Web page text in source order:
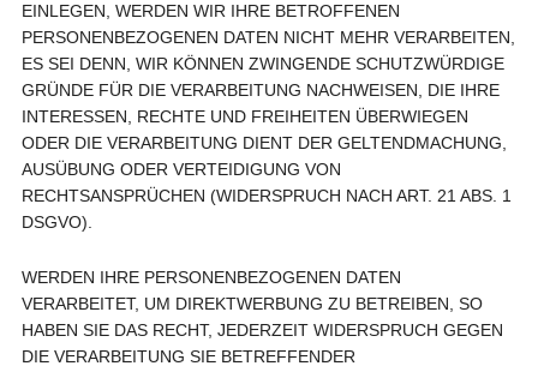
EINLEGEN, WERDEN WIR IHRE BETROFFENEN
PERSONENBEZOGENEN DATEN NICHT MEHR VERARBEITEN,
ES SEI DENN, WIR KÖNNEN ZWINGENDE SCHUTZWÜRDIGE
GRÜNDE FÜR DIE VERARBEITUNG NACHWEISEN, DIE IHRE
INTERESSEN, RECHTE UND FREIHEITEN ÜBERWIEGEN
ODER DIE VERARBEITUNG DIENT DER GELTENDMACHUNG,
AUSÜBUNG ODER VERTEIDIGUNG VON
RECHTSANSPRÜCHEN (WIDERSPRUCH NACH ART. 21 ABS. 1
DSGVO).
WERDEN IHRE PERSONENBEZOGENEN DATEN
VERARBEITET, UM DIREKTWERBUNG ZU BETREIBEN, SO
HABEN SIE DAS RECHT, JEDERZEIT WIDERSPRUCH GEGEN
DIE VERARBEITUNG SIE BETREFFENDER